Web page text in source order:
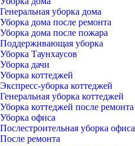
Генеральная уборка дома
Уборка дома после ремонта
Уборка дома после пожара
Поддерживающая уборка
Уборка Таунхаусов
Уборка дачи
Уборка коттеджей
Экспресс-уборка коттеджей
Генеральная уборка коттеджей
Уборка коттеджей после ремонта
Уборка офиса
Послестроительная уборка офиса
После ремонта